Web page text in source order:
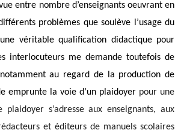
entre nombre d’enseignants oeuvrant en
problèmes que soulève l’usage du
véritable qualification didactique pour
interlocuteurs me demande toutefois de
au regard de la production de
emprunte la voie d’un plaidoyer pour une
s’adresse aux enseignants, aux
et éditeurs de manuels scolaires